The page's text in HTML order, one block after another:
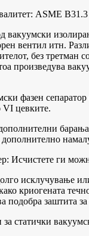
ASME
вакуумски
вентил итн.
без
произведува
фазен
VI цевките.
Исчистете ги
исклучување
криогената
подобра заштита
статички